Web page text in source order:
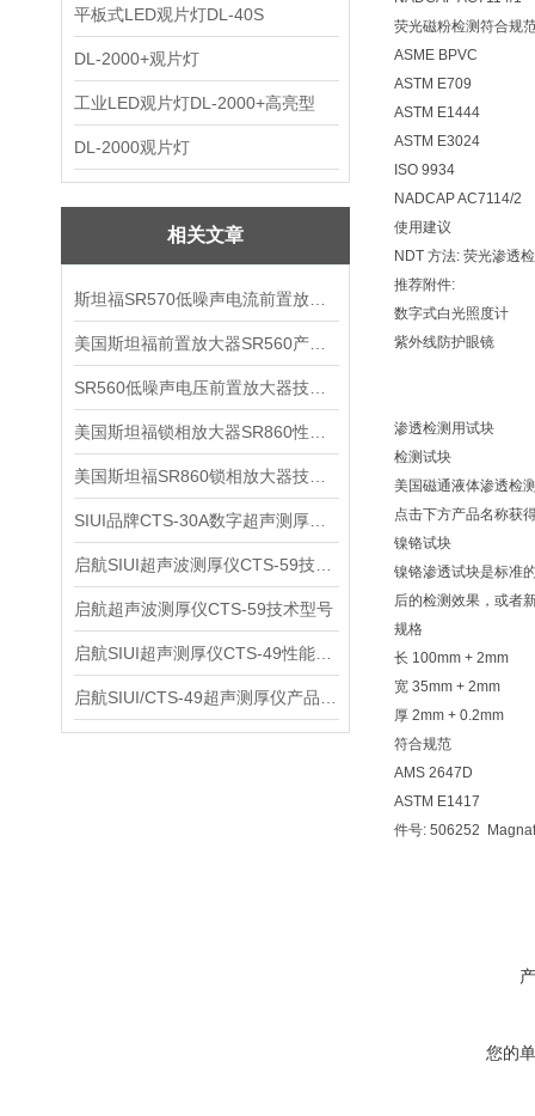
平板式LED观片灯DL-40S
DL-2000+观片灯
工业LED观片灯DL-2000+高亮型
DL-2000观片灯
相关文章
启航超声波测厚仪CTS-59技术型号
荧光磁粉检测符合规
ASME BPVC
ASTM E709
ASTM E1444
ASTM E3024
ISO 9934
NADCAP AC7114/2
使用建议
NDT 方法: 荧光渗透
推荐附件:
数字式白光照
紫外线防护
渗透检测用试块
检测试块
美国磁通液体渗透检
点击下方产品名称获
镍铬试块
镍铬渗透试块是标准
后的检测效果，或者
规格
长 100mm + 2mm
宽 35mm + 2mm
厚 2mm + 0.2mm
符合规范
AMS 2647D
ASTM E1417
件号: 506252
您的